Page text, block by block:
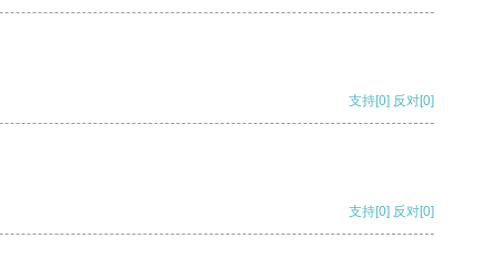
支持[0] 反对[0]
支持[0] 反对[0]